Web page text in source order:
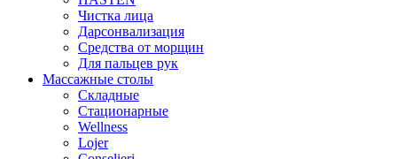
Чистка лица
Дарсонвализация
Средства от морщин
Для пальцев рук
Массажные столы
Складные
Стационарные
Wellness
Lojer